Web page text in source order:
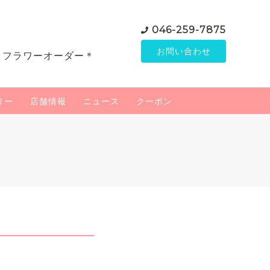
ラワーオーダー＊
046-259-7875
お問い合わせ
ー 店舗情報 ニュース クーポン